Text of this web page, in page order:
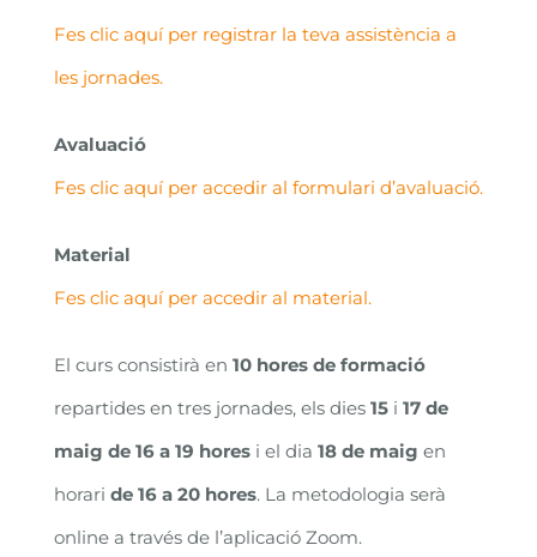
Fes clic aquí per registrar la teva assistència a
les jornades.
Avaluació
Fes clic aquí per accedir al formulari d’avaluació.
Material
Fes clic aquí per accedir al material.
El curs consistirà en 10 hores de formació
repartides en tres jornades, els dies 15i 17 de
maig de 16 a 19 horesi el dia 18 de maig en
horari de 16 a 20 hores. La metodologia serà
online a través de l’aplicació Zoom.